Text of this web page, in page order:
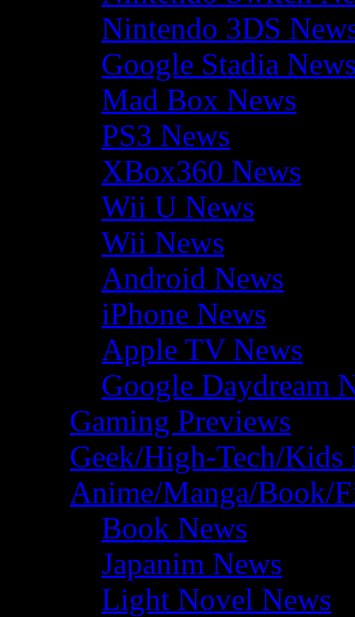
Nintendo 3DS
Google Stadia
Mad Box News
PS3 News
XBox360 News
Wii U News
Wii News
Android News
iPhone News
Apple TV News
Google Daydream
Gaming Previews
Geek/High-Tech/Kids
Anime/Manga/Book/
Book News
Japanim News
Light Novel News